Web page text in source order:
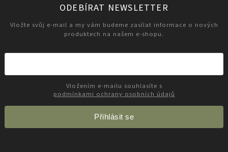
ODEBÍRAT NEWSLETTER
Vložte svůj e-mail a my vám budeme zasílat informace o nových
produktech na našem e-shopu.
podmínkami ochrany osobních údajů
Přihlásit se